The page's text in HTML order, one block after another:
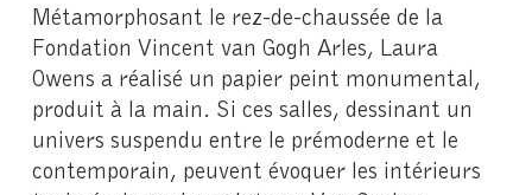
Métamorphosant le rez-de-chaussée de la
Fondation Vincent van Gogh Arles, Laura
Owens a réalisé un papier peint monumental,
produit à la main. Si ces salles, dessinant un
univers suspendu entre le prémoderne et le
contemporain, peuvent évoquer les intérieurs